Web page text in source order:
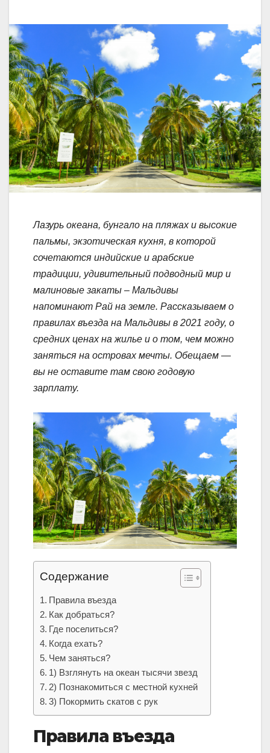
Лазурь океана, бунгало на пляжах и высокие
пальмы, экзотическая кухня, в которой
сочетаются индийские и арабские
традиции, удивительный подводный мир и
малиновые закаты – Мальдивы
напоминают Рай на земле. Рассказываем о
правилах въезда на Мальдивы в 2021 году, о
средних ценах на жилье и о том, чем можно
заняться на островах мечты. Обещаем —
вы не оставите там свою годовую
зарплату.
Содержание
Правила въезда
Как добраться?
Где поселиться?
Когда ехать?
Чем заняться?
1) Взглянуть на океан тысячи звезд
2) Познакомиться с местной кухней
3) Покормить скатов с рук
Правила въезда